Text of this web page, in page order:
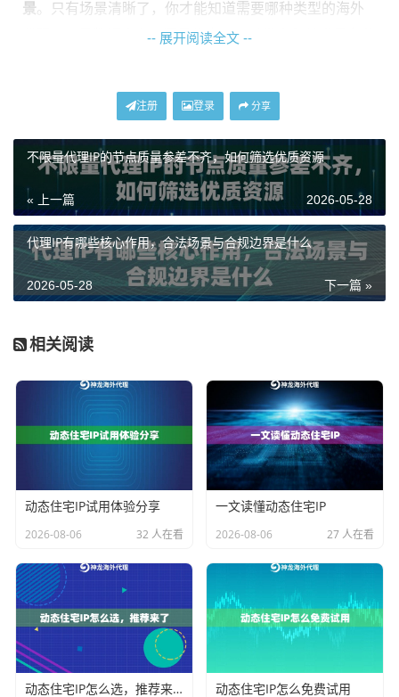
景 。只有场景清晰了，你才能知道需要哪种类型的海外
代理IP，是数据中心IP还是住宅IP，对带宽和并发量有什
难有好的效果。
第一步：根据核心场景锁定IP类型
你的业务是什么，直接决定了你应该选择哪种代理IP。
这里将常见需求与对应的IP类型做个梳理。
数据采集与市场调研：这是代理IP最经典的应用之一。
核心需求是
高匿名性和 大规模轮换，以避免被目标网站
封禁。这种情况下，拥有庞大、纯净IP池的动态代理方
动态IP，确保每次请求都像是来自不同地点的真实用
户。静态IP在这里反而容易“撞代理”。
电子商务与品牌保护
：对于需要监控全球不同区域商品
价格、追踪假冒侵权信息的业务，对IP的地理位置精准
要求很高。你需要使用目标国家或城市的住
服务器的真实出口，进行安全测试或保护内部数据。这
时，代理IP的协议支持全面性 （如HTTP、HTTPS、SO
连接稳定性至关重要。高带宽、低的代理线路
能保证业务流畅运行，同时隔绝直接暴露的风险。
-- 展开阅读全文 --
注册 登录 分享
不限量代理IP的节点质量参差不齐，如何筛选优质资源
« 上一篇 2026-05-28
代理IP有哪些核心作用，合法场景与合规边界是什么
下一篇 »
2026-05-28
相关阅读
动态住宅IP试用体验分享
2026-08-06 32 人在看
一文读懂动态住宅IP
2026-08-06 27 人在看
动态住宅IP怎么选，推荐来了 动态住宅IP怎么免费试用